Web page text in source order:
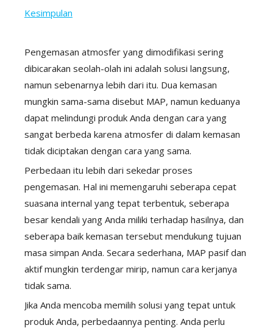
Kesimpulan
Pengemasan atmosfer yang dimodifikasi sering
dibicarakan seolah-olah ini adalah solusi langsung,
namun sebenarnya lebih dari itu. Dua kemasan
mungkin sama-sama disebut MAP, namun keduanya
dapat melindungi produk Anda dengan cara yang
sangat berbeda karena atmosfer di dalam kemasan
tidak diciptakan dengan cara yang sama.
Perbedaan itu lebih dari sekedar proses
pengemasan. Hal ini memengaruhi seberapa cepat
suasana internal yang tepat terbentuk, seberapa
besar kendali yang Anda miliki terhadap hasilnya, dan
seberapa baik kemasan tersebut mendukung tujuan
masa simpan Anda. Secara sederhana, MAP pasif dan
aktif mungkin terdengar mirip, namun cara kerjanya
tidak sama.
Jika Anda mencoba memilih solusi yang tepat untuk
produk Anda, perbedaannya penting. Anda perlu